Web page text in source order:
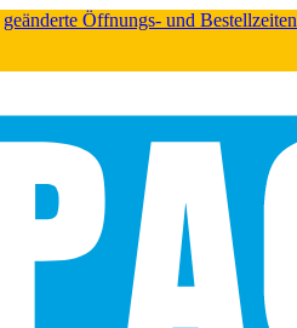
geänderte Öffnungs- und Bestellzeiten